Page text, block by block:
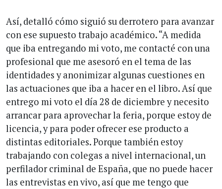
Así, detalló cómo siguió su derrotero para avanzar
con ese supuesto trabajo académico. “A medida
que iba entregando mi voto, me contacté con una
profesional que me asesoró en el tema de las
identidades y anonimizar algunas cuestiones en
las actuaciones que iba a hacer en el libro. Así que
entrego mi voto el día 28 de diciembre y necesito
arrancar para aprovechar la feria, porque estoy de
licencia, y para poder ofrecer ese producto a
distintas editoriales. Porque también estoy
trabajando con colegas a nivel internacional, un
perfilador criminal de España, que no puede hacer
las entrevistas en vivo, así que me tengo que